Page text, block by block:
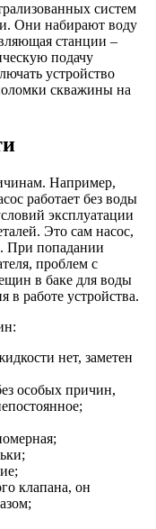
систем
Они набирают воду
станции –
подачу
устройство
скважины на
Например,
работает без воды
эксплуатации
Это сам насос,
При попадании
проблем с
в баке для воды
в работе устройства.
нет, заметен
особых причин,
клапана, он